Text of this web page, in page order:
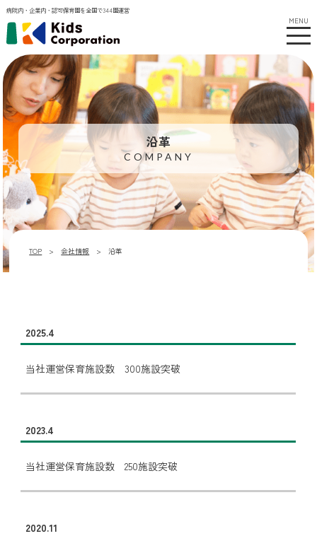
病院内・企業内・認可保育園を全国で344園運営
MENU
沿革
COMPANY
TOP 会社情報 沿革
2025.4
当社運営保育施設数 300施設突破
2023.4
当社運営保育施設数 250施設突破
2020.11